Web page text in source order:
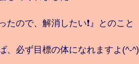
たので、解消したい❗️』とのこと
、必ず目標の体になれますよ(^-^)